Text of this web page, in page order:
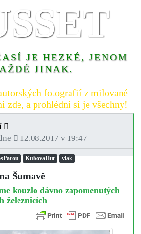
JE HEZKÉ, JENOM
JINAK.
fotografií z milované
zde, a prohlédni si je všechny!
12.08.2017 v 19:47
KubovaHut vlak
Šumavě
kouzlo dávno zapomenutých
železnicích